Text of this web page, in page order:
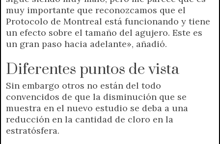
muy importante que reconozcamos que el
Protocolo de Montreal está funcionando y tiene
un efecto sobre el tamaño del agujero. Este es
un gran paso hacia adelante», añadió.
Diferentes puntos de vista
Sin embargo otros no están del todo
convencidos de que la disminución que se
muestra en el nuevo estudio se deba a una
reducción en la cantidad de cloro en la
estratósfera.